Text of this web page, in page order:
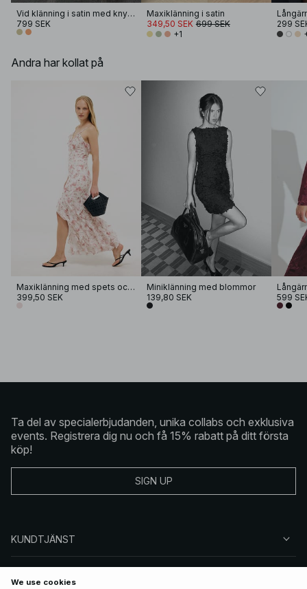
Vid klänning i satin med knytning bak
799 SEK
Maxiklänning i satin
349,50 SEK 699 SEK
+1
299
Andra har kollat på
Maxiklänning med spets och volang
399,50 SEK
Miniklänning med blommor
139,80 SEK
599
Ta del av specialerbjudanden, unika collabs och exklusiva
events. Registrera dig nu och få 15% rabatt på ditt första
köp!
SIGN UP
KUNDTJÄNST